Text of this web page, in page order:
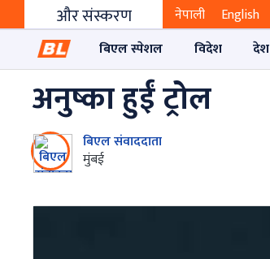
और संस्करण नेपाली English
बिएल स्पेशल
विदेश देश
अनुष्का हुईं ट्रोल
बिएल संवाददाता
मुंबई